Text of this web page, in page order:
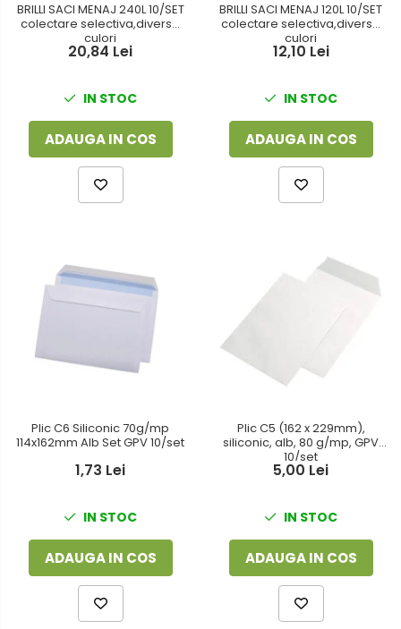
BRILLI SACI MENAJ 240L 10/SET
colectare selectiva,diverse
culori
20,84 Lei
IN STOC
ADAUGA IN COS
BRILLI SACI MENAJ 120L 10/SET
colectare selectiva,diverse
culori
12,10 Lei
IN STOC
ADAUGA IN COS
Plic C6 Siliconic 70g/mp
114x162mm Alb Set GPV 10/set
1,73 Lei
IN STOC
ADAUGA IN COS
Plic C5 (162 x 229mm),
siliconic, alb, 80 g/mp, GPV
10/set
5,00 Lei
IN STOC
ADAUGA IN COS